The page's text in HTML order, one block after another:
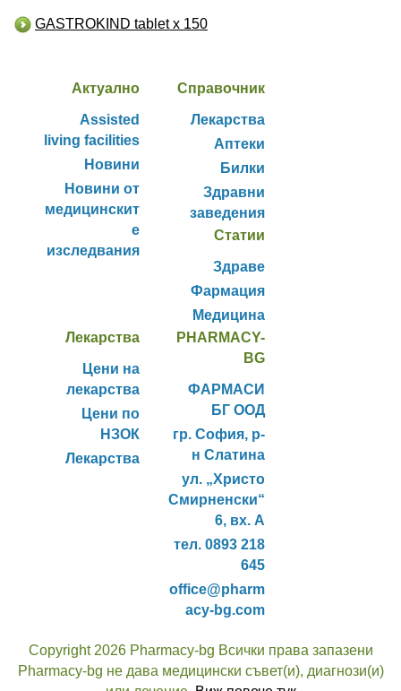
GASTROKIND tablet x 150
Актуално
Assisted
living facilities
Новини
Новини от
медицинскит
е
изследвания
Справочник
Лекарства
Аптеки
Билки
Здравни
заведения
Статии
Здраве
Фармация
Медицина
Лекарства
Цени на
лекарства
Цени по
НЗОК
Лекарства
PHARMACY-
BG
ФАРМАСИ
БГ ООД
гр. София, р-
н Слатина
ул. „Христо
Смирненски“
6, вх. А
тел. 0893 218
645
office@pharm
acy-bg.com
Copyright 2026 Pharmacy-bg Всички права запазени
Pharmacy-bg не дава медицински съвет(и), диагнози(и)